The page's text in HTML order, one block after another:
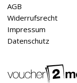
AGB
Widerrufsrecht
Impressum
Datenschutz